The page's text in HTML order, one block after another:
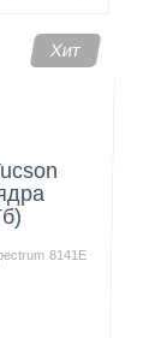
Хит
8141E